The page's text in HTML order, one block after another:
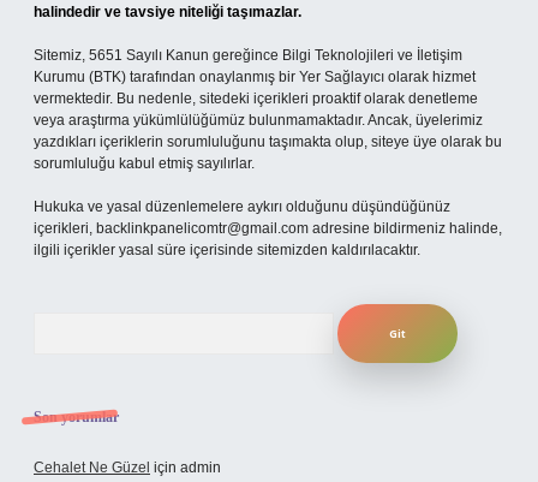
halindedir ve tavsiye niteliği taşımazlar.
Sitemiz, 5651 Sayılı Kanun gereğince Bilgi Teknolojileri ve İletişim
Kurumu (BTK) tarafından onaylanmış bir Yer Sağlayıcı olarak hizmet
vermektedir. Bu nedenle, sitedeki içerikleri proaktif olarak denetleme
veya araştırma yükümlülüğümüz bulunmamaktadır. Ancak, üyelerimiz
yazdıkları içeriklerin sorumluluğunu taşımakta olup, siteye üye olarak bu
sorumluluğu kabul etmiş sayılırlar.
Hukuka ve yasal düzenlemelere aykırı olduğunu düşündüğünüz
içerikleri, backlinkpanelicomtr@gmail.com adresine bildirmeniz halinde,
ilgili içerikler yasal süre içerisinde sitemizden kaldırılacaktır.
Son yorumlar
Cehalet Ne Güzel için admin